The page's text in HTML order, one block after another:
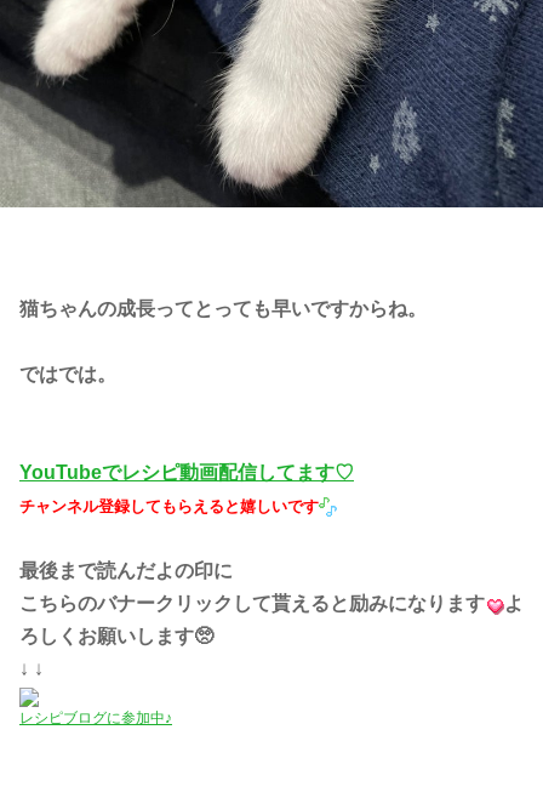
猫ちゃんの成長ってとっても早いですからね。
ではでは。
YouTubeでレシピ動画配信してます♡
チャンネル登録してもらえると嬉しいです
最後まで読んだよの印に
こちらのバナークリックして貰えると励みになります
よ
ろしくお願いします🥺
↓ ↓
レシピブログに参加中♪